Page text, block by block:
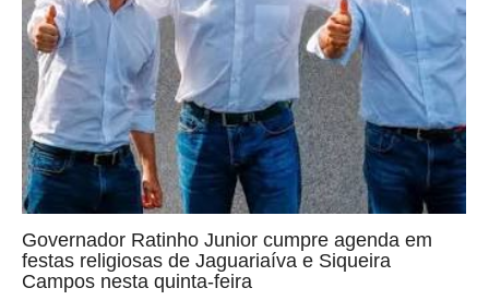
Governador Ratinho Junior cumpre agenda em
festas religiosas de Jaguariaíva e Siqueira
Campos nesta quinta-feira